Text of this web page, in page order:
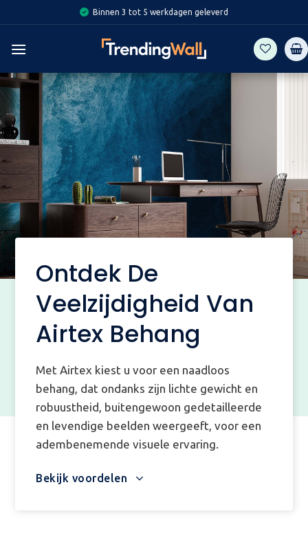
to
content
Binnen 3 tot 5 werkdagen geleverd
Ontdek De
Veelzijdigheid Van
Airtex Behang
Met Airtex kiest u voor een naadloos
behang, dat ondanks zijn lichte gewicht en
robuustheid, buitengewoon gedetailleerde
en levendige beelden weergeeft, voor een
adembenemende visuele ervaring.
Bekijk voordelen